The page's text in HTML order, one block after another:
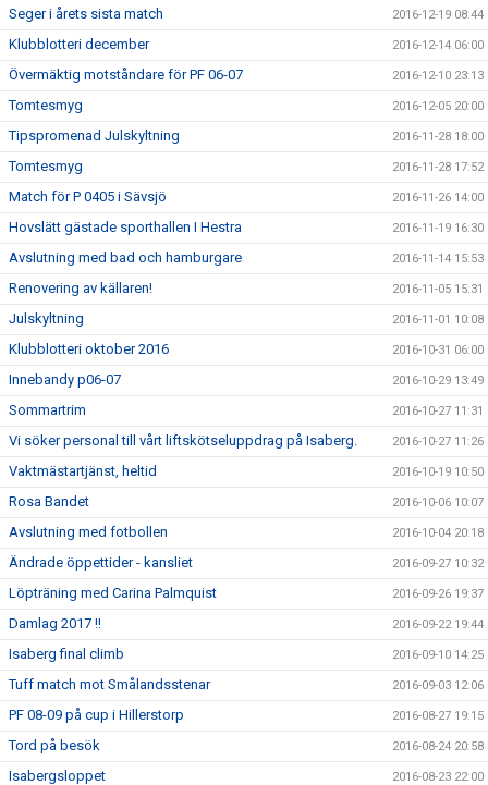
Seger i årets sista match 2016-12-19 08:44
Klubblotteri december 2016-12-14 06:00
Övermäktig motståndare för PF 06-07 2016-12-10 23:13
Tomtesmyg 2016-12-05 20:00
Tipspromenad Julskyltning 2016-11-28 18:00
Tomtesmyg 2016-11-28 17:52
Match för P 0405 i Sävsjö 2016-11-26 14:00
Hovslätt gästade sporthallen I Hestra 2016-11-19 16:30
Avslutning med bad och hamburgare 2016-11-14 15:53
Renovering av källaren! 2016-11-05 15:31
Julskyltning 2016-11-01 10:08
Klubblotteri oktober 2016 2016-10-31 06:00
Innebandy p06-07 2016-10-29 13:49
Sommartrim 2016-10-27 11:31
Vi söker personal till vårt liftskötseluppdrag på Isaberg. 2016-10-27 11:26
Vaktmästartjänst, heltid 2016-10-19 10:50
Rosa Bandet 2016-10-06 10:07
Avslutning med fotbollen 2016-10-04 20:18
Ändrade öppettider - kansliet 2016-09-27 10:32
Löpträning med Carina Palmquist 2016-09-26 19:37
Damlag 2017 !! 2016-09-22 19:44
Isaberg final climb 2016-09-10 14:25
Tuff match mot Smålandsstenar 2016-09-03 12:06
PF 08-09 på cup i Hillerstorp 2016-08-27 19:15
Tord på besök 2016-08-24 20:58
Isabergsloppet 2016-08-23 22:00